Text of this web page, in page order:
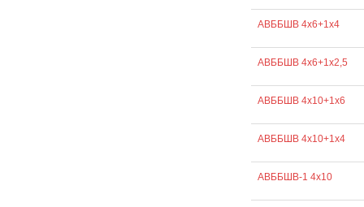
АВББШВ 4х6+1х4
АВББШВ 4х6+1х2,5
АВББШВ 4х10+1х6
АВББШВ 4х10+1х4
АВББШВ-1 4х10